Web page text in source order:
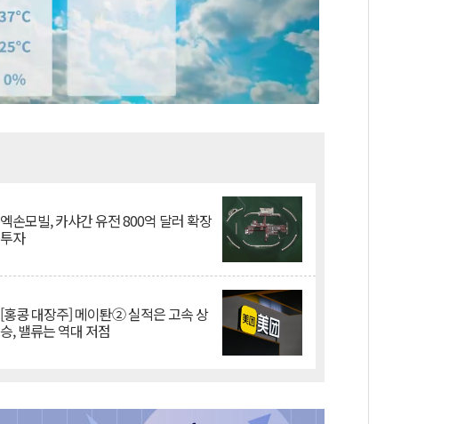
엑손모빌, 카샤간 유전 800억 달러 확장
투자
[홍콩 대장주] 메이퇀② 실적은 고속 상
승, 밸류는 역대 저점